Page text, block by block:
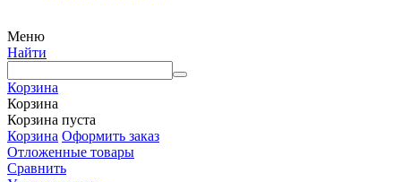
Меню
Найти
Корзина
Корзина
Корзина пуста
Корзина Оформить заказ
Отложенные товары
Сравнить